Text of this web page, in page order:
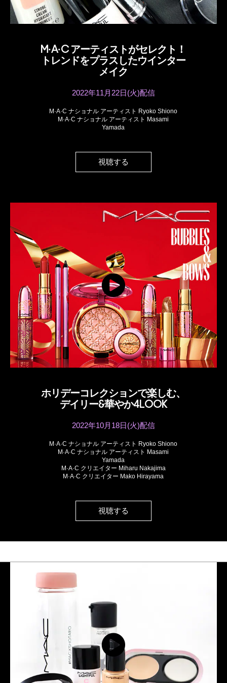
M·A·C アーティストがセレクト！
トレンドをプラスしたウインター
メイク
2022年11月22日(火)配信
M·A·C ナショナル アーティスト Ryoko Shiono
M·A·C ナショナル アーティスト Masami
Yamada
視聴する
ホリデーコレクションで楽しむ、
デイリー&華やか4LOOK
2022年10月18日(火)配信
M·A·C ナショナル アーティスト Ryoko Shiono
M·A·C ナショナル アーティスト Masami
Yamada
M·A·C クリエイター Miharu Nakajima
M·A·C クリエイター Mako Hirayama
視聴する